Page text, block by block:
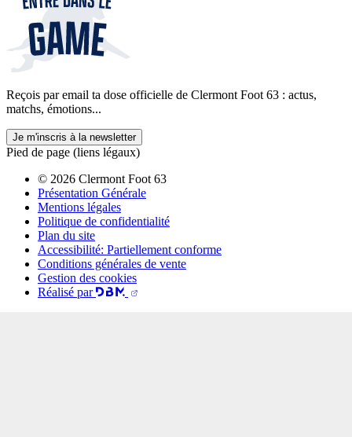
Reçois par email ta dose officielle de Clermont Foot 63 : actus,
matchs, émotions...
Je m'inscris à la newsletter
Pied de page (liens légaux)
© 2026 Clermont Foot 63
Présentation Générale
Mentions légales
Politique de confidentialité
Plan du site
Accessibilité: Partiellement conforme
Conditions générales de vente
Gestion des cookies
Réalisé par